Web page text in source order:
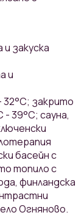
закуска
и
32°С; закрито
39°С; сауна,
басейн с
топило с
финландска
Огняново.